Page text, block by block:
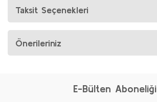
Taksit Seçenekleri
Önerileriniz
E-Bülten Aboneliği